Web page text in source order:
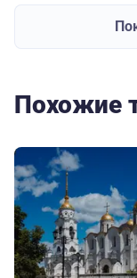
Похожие